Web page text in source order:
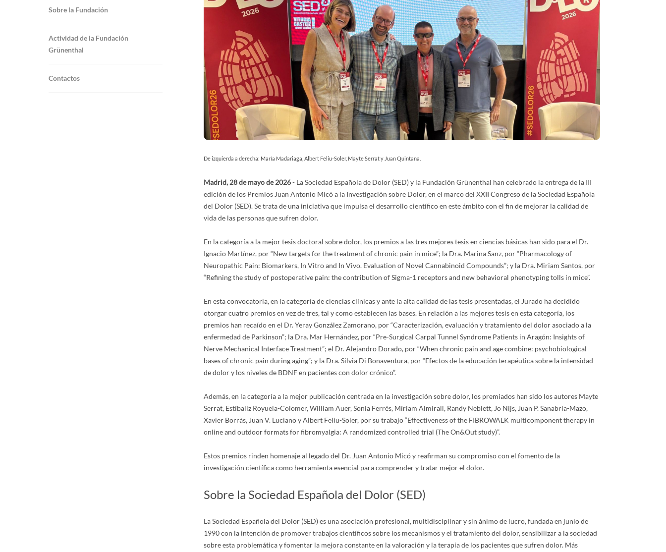
Sobre la Fundación
Actividad de la Fundación
Grünenthal
Contactos
De izquierda a derecha: María Madariaga, Albert Feliu-Soler, Mayte Serrat y Juan Quintana.
Madrid, 28 de mayo de 2026- La Sociedad Española de Dolor (SED) y la Fundación Grünenthal han celebrado la entrega de la III
edición de los Premios Juan Antonio Micó a la Investigación sobre Dolor, en el marco del XXII Congreso de la Sociedad Española
del Dolor (SED). Se trata de una iniciativa que impulsa el desarrollo científico en este ámbito con el fin de mejorar la calidad de
vida de las personas que sufren dolor.
En la categoría a la mejor tesis doctoral sobre dolor, los premios a las tres mejores tesis en ciencias básicas han sido para el Dr.
Ignacio Martínez, por “New targets for the treatment of chronic pain in mice”; la Dra. Marina Sanz, por “Pharmacology of
Neuropathic Pain: Biomarkers, In Vitro and In Vivo. Evaluation of Novel Cannabinoid Compounds”; y la Dra. Miriam Santos, por
“Refining the study of postoperative pain: the contribution of Sigma-1 receptors and new behavioral phenotyping tolls in mice”.
En esta convocatoria, en la categoría de ciencias clínicas y ante la alta calidad de las tesis presentadas, el Jurado ha decidido
otorgar cuatro premios en vez de tres, tal y como establecen las bases. En relación a las mejores tesis en esta categoría, los
premios han recaído en el Dr. Yeray González Zamorano, por “Caracterización, evaluación y tratamiento del dolor asociado a la
enfermedad de Parkinson”; la Dra. Mar Hernández, por “Pre-Surgical Carpal Tunnel Syndrome Patients in Aragón: Insights of
Nerve Mechanical Interface Treatment”; el Dr. Alejandro Dorado, por “When chronic pain and age combine: psychobiological
bases of chronic pain during aging”; y la Dra. Silvia Di Bonaventura, por “Efectos de la educación terapéutica sobre la intensidad
de dolor y los niveles de BDNF en pacientes con dolor crónico”.
Además, en la categoría a la mejor publicación centrada en la investigación sobre dolor, los premiados han sido los autores Mayte
Serrat, Estíbaliz Royuela-Colomer, William Auer, Sonia Ferrés, Míriam Almirall, Randy Neblett, Jo Nijs, Juan P. Sanabria-Mazo,
Xavier Borràs, Juan V. Luciano y Albert Feliu-Soler, por su trabajo “Effectiveness of the FIBROWALK multicomponent therapy in
online and outdoor formats for fibromyalgia: A randomized controlled trial (The On&Out study)”.
Estos premios rinden homenaje al legado del Dr. Juan Antonio Micó y reafirman su compromiso con el fomento de la
investigación científica como herramienta esencial para comprender y tratar mejor el dolor.
Sobre la Sociedad Española del Dolor (SED)
La Sociedad Española del Dolor (SED) es una asociación profesional, multidisciplinar y sin ánimo de lucro, fundada en junio de
1990 con la intención de promover trabajos científicos sobre los mecanismos y el tratamiento del dolor, sensibilizar a la sociedad
sobre esta problemática y fomentar la mejora constante en la valoración y la terapia de los pacientes que sufren dolor. Más